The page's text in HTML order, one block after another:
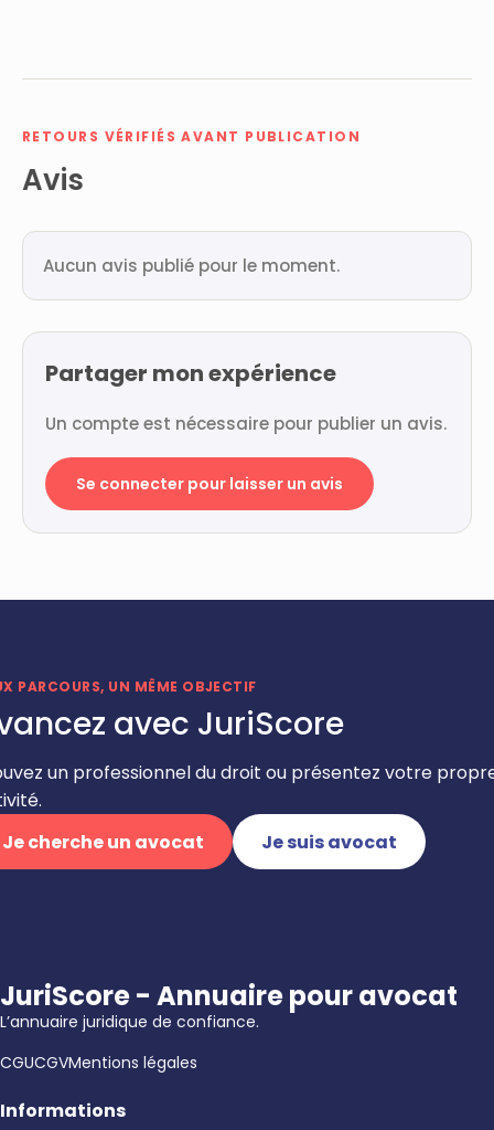
RETOURS VÉRIFIÉS AVANT PUBLICATION
Avis
Aucun avis publié pour le moment.
Partager mon expérience
Un compte est nécessaire pour publier un avis.
Se connecter pour laisser un avis
PARCOURS, UN MÊME OBJECTIF
avec JuriScore
un professionnel du droit ou présentez votre
Je cherche un avocat
Je suis avocat
JuriScore - Annuaire pour avocat
L’annuaire juridique de confiance.
CGUCGVMentions légales
Informations